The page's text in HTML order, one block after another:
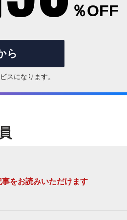
％OFF
ら
スになります。
をお読みいただけます